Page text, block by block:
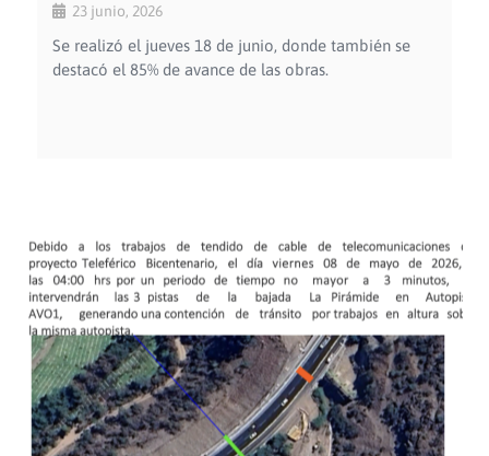
23 junio, 2026
Se realizó el jueves 18 de junio, donde también se
destacó el 85% de avance de las obras.